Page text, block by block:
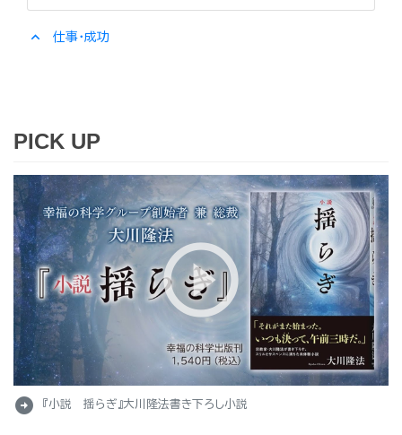
expand_less 仕事・成功
PICK UP
arrow_circle_right 『小説 揺らぎ』大川隆法書き下ろし小説